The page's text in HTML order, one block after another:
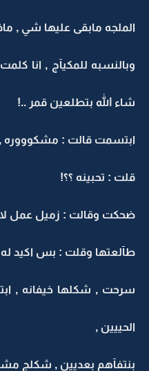
الملجه مابقى عليها شي ,
وبالنسبه للمكيآج , انا كلمت
شاء الله بتطلعين قمر ..!
ابتسمت قالت : مشكوووره ,
قلت : تحبينه ؟؟!
ضحكت وقالت : زميل عمل لا
طآلعتها وقلت : بس اكيد له
سرحت , شكلها خيفانه ,
الحييين ,
بنتفآهم بعديين , شكلج